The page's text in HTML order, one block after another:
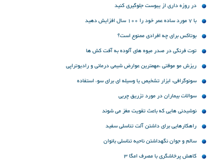
در روزه داری از یبوست جلوگیری کنید
با 7 مورد ساده عمر خود را 100 سال افزایش دهید
بوتاکس برای چه افرادی ممنوع است؟
توت فرنگی در صدر میوه های آلوده به آفت کش ها
ریزش مو موقتی ،مهمترین عوارض شیمی درمانی و رادیوتراپی
سونوگرافی، ابزار تشخیص یا وسیله ای برای سوء استفاده
سوالات بیماران در مورد تزریق چربی
نوشیدنی هایی که باعث تقویت مغز می شوند
راهکارهایی برای داشتن آلت تناسلی سفید
سالم و جوان نگهداشتن ناحیه تناسلی بانوان
کاهش پرخاشگری با مصرف امگا 3